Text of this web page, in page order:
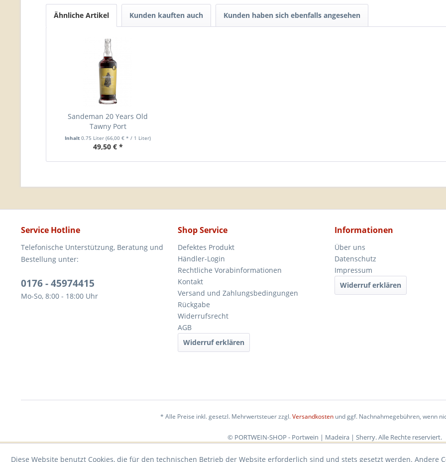
Ähnliche Artikel Kunden kauften auch Kunden haben sich ebenfalls angesehen
Sandeman 20 Years Old
Tawny Port
Inhalt0.75 Liter(66,00 € * / 1 Liter)
49,50 € *
Service Hotline
Telefonische Unterstützung, Beratung und
Bestellung unter:
0176 - 45974415
Mo-So, 8:00 - 18:00 Uhr
Shop Service
Defektes Produkt
Händler-Login
Rechtliche Vorabinformationen
Kontakt
Versand und Zahlungsbedingungen
Rückgabe
Widerrufsrecht
AGB
Widerruf erklären
Informationen
Über uns
Datenschutz
Impressum
Widerruf erklären
* Alle Preise inkl. gesetzl. Mehrwertsteuer zzgl.Versandkostenund ggf. Nachnahmegebühren, wenn
© PORTWEIN-SHOP - Portwein | Madeira | Sherry. Alle Rechte reserviert.
Diese Website benutzt Cookies, die für den technischen Betrieb der Website erforderlich sind und stets gesetzt werden. Andere